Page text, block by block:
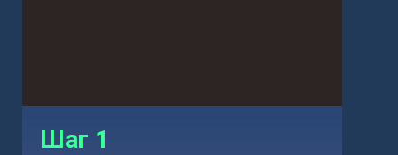
Шаг 1